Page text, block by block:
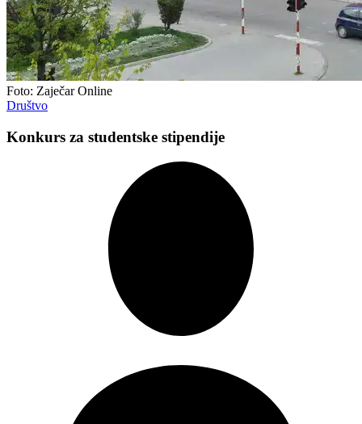
Foto: Zaječar Online
Društvo
Konkurs za studentske stipendije